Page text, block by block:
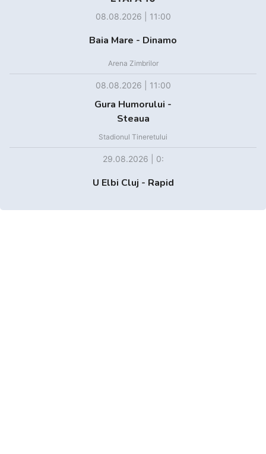
08.08.2026 | 11:00
Baia Mare - Dinamo
Arena Zimbrilor
08.08.2026 | 11:00
Gura Humorului -
Steaua
Stadionul Tineretului
29.08.2026 | 0:
U Elbi Cluj - Rapid